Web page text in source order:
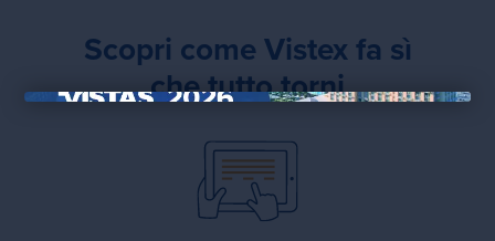
Scopri come Vistex fa sì
che tutto torni